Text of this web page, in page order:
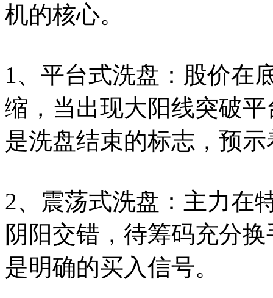
机的核心。
1、平台式洗盘：股价在
缩，当出现大阳线突破
是洗盘结束的标志，预
2、震荡式洗盘：主力在
阴阳交错，待筹码充分
是明确的买入信号。